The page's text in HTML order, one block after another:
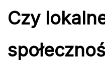
Czy